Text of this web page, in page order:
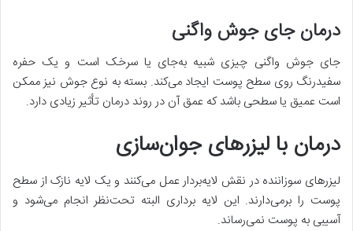
درمان جای جوش واگنی
جای جوش واگنی چیزی شبیه به‌جای یا سرخک است و یک حفره
سفیدرنگ روی سطح پوست ایجاد می‌کند. بسته به نوع جوش نیز ممکن
است عمیق یا سطحی باشد که عمق آن در روند درمان تأثیر زیادی دارد.
درمان با لیزرهای جوان‌سازی
لیزرهای سوزاننده در نقش لایه‌بردار عمل می‌کنند و یک لایه نازک از سطح
پوست را برمی‌دارند. این لایه‌ برداری البته تحت‌نظر انجام می‌شود و
آسیبی به پوست نمی‌رساند.